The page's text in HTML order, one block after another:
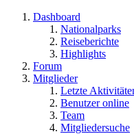
Dashboard
Nationalparks
Reiseberichte
Highlights
Forum
Mitglieder
Letzte
Benutzer online
Team
Mitgliedersuche